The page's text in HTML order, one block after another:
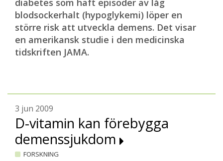
diabetes som haft episoder av låg
blodsockerhalt (hypoglykemi) löper en
större risk att utveckla demens. Det visar
en amerikansk studie i den medicinska
tidskriften JAMA.
3 jun 2009
D-vitamin kan förebygga
demenssjukdom
FORSKNING